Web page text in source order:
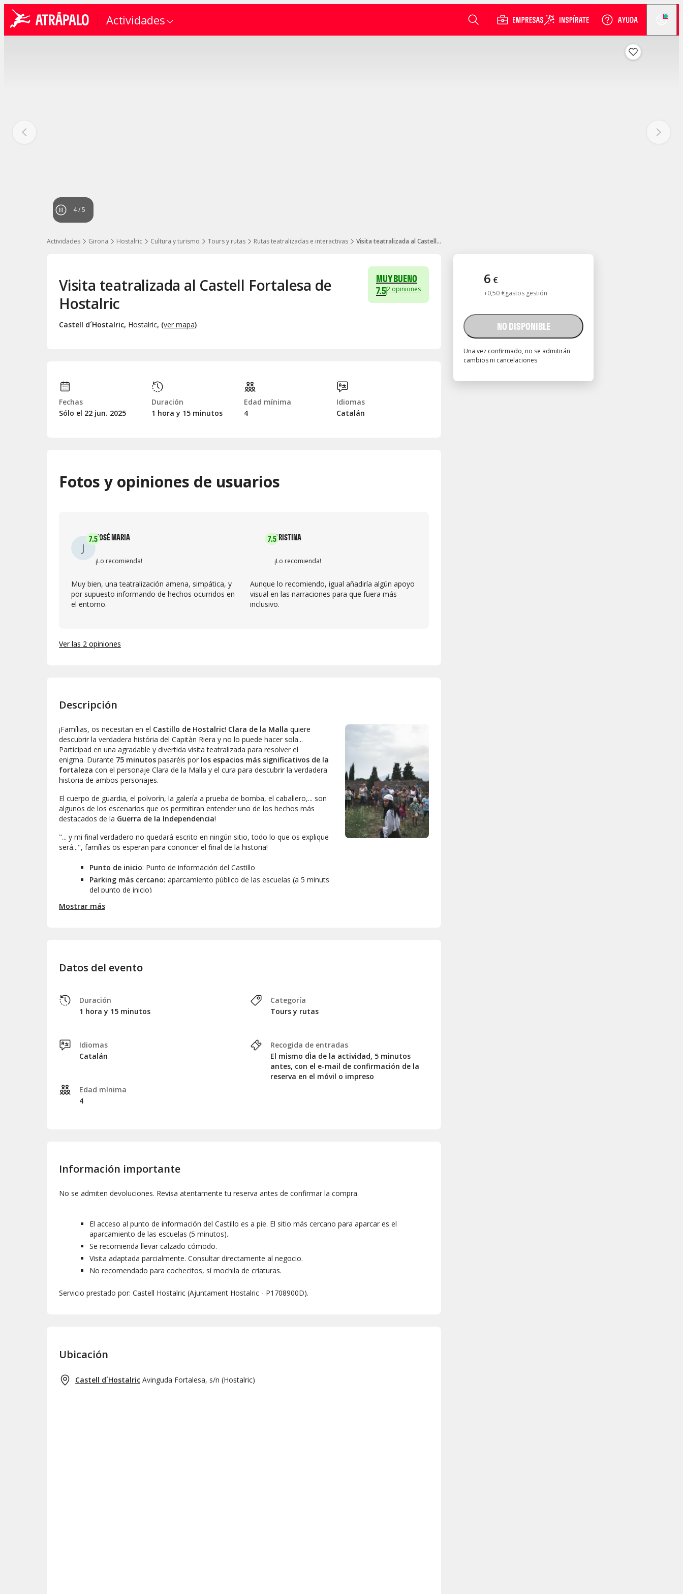
Actividades
4/5
Actividades Girona Hostalric Cultura y turismo Tours y rutas Rutas teatralizadas e interactivas Visita teatralizada al Castell Fortalesa de Hostalric
6 €
+0,50 €gastos gestión
NO DISPONIBLE
Una vez confirmado, no se admitirán
cambios ni cancelaciones
Visita teatralizada al Castell Fortalesa de
Hostalric
Castell d´Hostalric, Hostalric, (ver mapa)
MUY BUENO
7.52 opiniones
Fechas
Sólo el 22 jun. 2025
Duración
1 hora y 15 minutos
Edad mínima
4
Idiomas
Catalán
Fotos y opiniones de usuarios
J
7.5JOSÉ MARIA
¡Lo recomienda!
Muy bien, una teatralización amena, simpática, y
por supuesto informando de hechos ocurridos en
el entorno.
7.5CRISTINA
¡Lo recomienda!
Aunque lo recomiendo, igual añadiría algún apoyo
visual en las narraciones para que fuera más
inclusivo.
Ver las 2 opiniones
Descripción
¡Famílias, os necesitan en el Castillo de Hostalric! Clara de la Malla quiere
descubrir la verdadera história del Capitàn Riera y no lo puede hacer sola...
Participad en una agradable y divertida visita teatralizada para resolver el
enigma. Durante 75 minutos pasaréis por los espacios más significativos de la
fortaleza con el personaje Clara de la Malla y el cura para descubrir la verdadera
historia de ambos personajes.
El cuerpo de guardia, el polvorín, la galería a prueba de bomba, el caballero,... son
algunos de los escenarios que os permitiran entender uno de los hechos más
destacados de la Guerra de la Independencia!
"... y mi final verdadero no quedará escrito en ningún sitio, todo lo que os explique
será...", famílias os esperan para cononcer el final de la historia!
Punto de inicio: Punto de información del Castillo
Parking más cercano: aparcamiento público de las escuelas (a 5 minuts
del punto de inicio)
Mostrar más
Datos del evento
Duración
1 hora y 15 minutos
Idiomas
Catalán
Edad mínima
4
Categoría
Tours y rutas
Recogida de entradas
El mismo dÌa de la actividad, 5 minutos
antes, con el e-mail de confirmación de la
reserva en el móvil o impreso
Información importante
No se admiten devoluciones. Revisa atentamente tu reserva antes de confirmar la compra.
El acceso al punto de información del Castillo es a pie. El sitio más cercano para aparcar es el
aparcamiento de las escuelas (5 minutos).
Se recomienda llevar calzado cómodo.
Visita adaptada parcialmente. Consultar directamente al negocio.
No recomendado para cochecitos, sí mochila de criaturas.
Servicio prestado por: Castell Hostalric (Ajuntament Hostalric - P1708900D).
Ubicación
Castell d´Hostalric Avinguda Fortalesa, s/n (Hostalric)